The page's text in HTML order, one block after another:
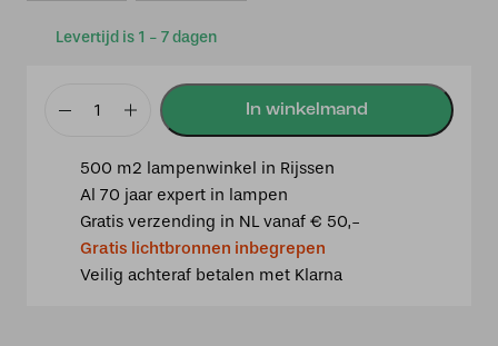
Levertijd is 1 - 7 dagen
Tiffany
Madeira
aantal
500 m2 lampenwinkel in Rijssen
Al 70 jaar expert in lampen
Gratis verzending in NL vanaf € 50,-
Gratis lichtbronnen inbegrepen
Veilig achteraf betalen met Klarna